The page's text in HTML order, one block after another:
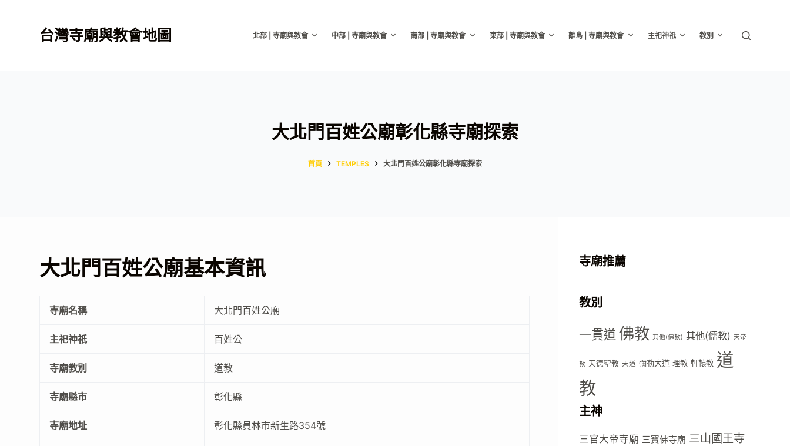
台灣寺廟與教會地圖 北部 | 寺廟與教會 中部 | 寺廟與教會 南部 | 寺廟與教會 東部 | 寺廟與教會 離島 | 寺廟與教會 主祀神祇 教別
大北門百姓公廟彰化縣寺廟探索
首頁 TEMPLES 大北門百姓公廟彰化縣寺廟探索
大北門百姓公廟基本資訊
寺廟名稱 大北門百姓公廟
主祀神祇 百姓公
寺廟教別 道教
寺廟縣市 彰化縣
寺廟地址 彰化縣員林市新生路354號
寺廟推薦
教別
一貫道 佛教 其他(佛教) 其他(儒教) 天帝
教 天德聖教 天道 彌勒大道 理教 軒轅教 道
教
主神
三官大帝寺廟 三寶佛寺廟 三山國王寺